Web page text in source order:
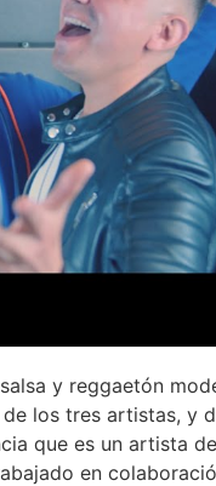
y reggaetón
los tres artistas, y
que es un artista
en